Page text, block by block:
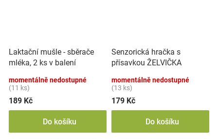
Laktační mušle - sběrače
mléka, 2 ks v balení
momentálně nedostupné
(11 ks)
189 Kč
Do košíku
Senzorická hračka s
přísavkou ŽELVIČKA
momentálně nedostupné
(13 ks)
179 Kč
Do košíku